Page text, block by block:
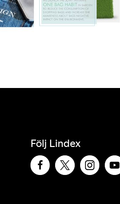
Följ Lindex